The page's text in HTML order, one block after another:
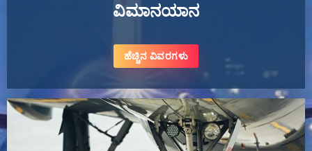
ವಿಮಾನಯಾನ
ಹೆಚ್ಚಿನ ವಿವರಗಳು